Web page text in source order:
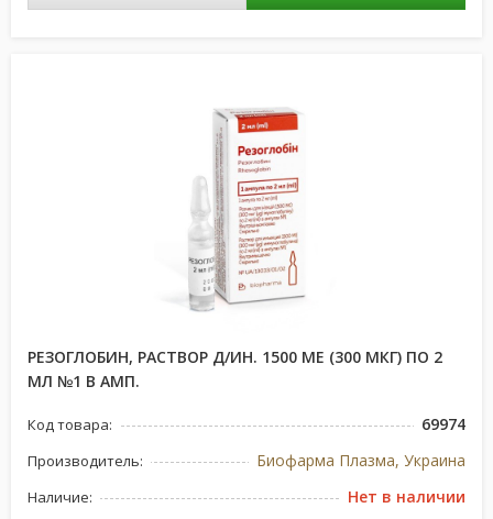
РЕЗОГЛОБИН, РАСТВОР Д/ИН. 1500 МЕ (300 МКГ) ПО 2
МЛ №1 В АМП.
Код товара: 69974
Производитель: Биофарма Плазма, Украина
Наличие: Нет в наличии